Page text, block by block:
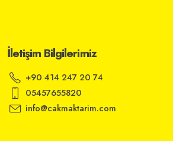
İletişim Bilgilerimiz
+90 414 247 20 74
05457655820
info@cakmaktarim.com